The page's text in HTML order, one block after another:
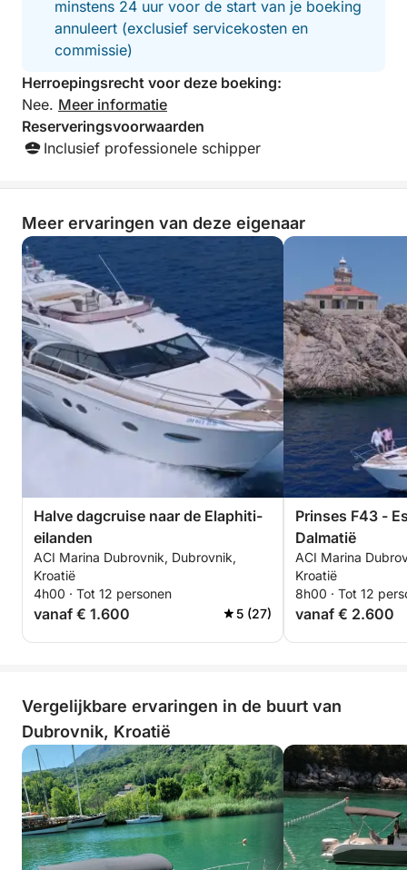
minstens 24 uur voor de start van je boeking
annuleert (exclusief servicekosten en
commissie)
Herroepingsrecht voor deze boeking:
Nee. Meer informatie
Reserveringsvoorwaarden
Inclusief professionele schipper
Meer ervaringen van deze eigenaar
Halve dagcruise naar de Elaphiti-
eilanden
ACI Marina Dubrovnik, Dubrovnik,
Kroatië
4h00 · Tot 12 personen
vanaf € 1.600 5 (27)
Prinses F43 -
Dalmatië
ACI Marina
Kroatië
8h00 · Tot 12
vanaf € 2.600
Vergelijkbare ervaringen in de buurt van
Dubrovnik, Kroatië